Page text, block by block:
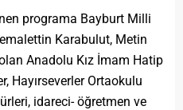
programa Bayburt Milli
Karabulut, Metin
Anadolu Kız İmam Hatip
Hayırseverler Ortaokulu
idareci- öğretmen ve